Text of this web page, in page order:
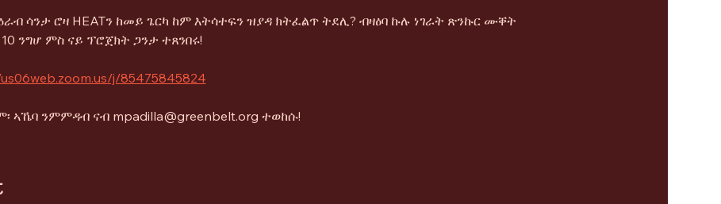
ሳንታ ሮዛ HEATን ከመይ ጌርካ ከም እትሳተፍን ዝያዳ ክትፈልጥ ትደሊ? ብዛዕባ ኩሉ ነገራት ጽንኩር ሙቐት
ንግሆ ምስ ናይ ፕሮጀክት ጋንታ ተጸንበሩ!
j/85475845824
ኣኼባ ንምምዳብ ናብ mpadilla@greenbelt.org ተወከሱ!